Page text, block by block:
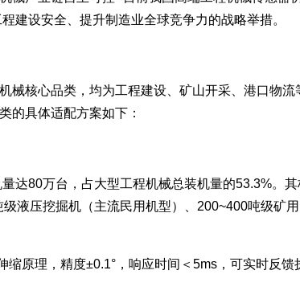
建设安全、提升制造业全球竞争力的战略举措。
核心品类，均为工程建设、矿山开采、港口物
的具体适配方案如下：
达80万台，占大型工程机械总装机量的53.3%。
液压挖掘机（主流民用机型）、200~400吨级矿
原理，精度±0.1°，响应时间＜5ms，可实时反